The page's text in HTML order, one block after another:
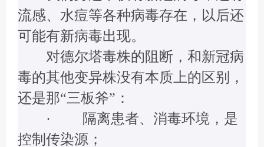
流感、水痘等各种病毒存在，以后还
可能有新病毒出现。
对德尔塔毒株的阻断，和新冠病
毒的其他变异株没有本质上的区别，
还是那“三板斧”：
· 隔离患者、消毒环境，是
控制传染源；